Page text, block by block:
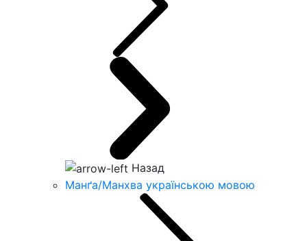
Назад
Манґа/Манхва українською мовою